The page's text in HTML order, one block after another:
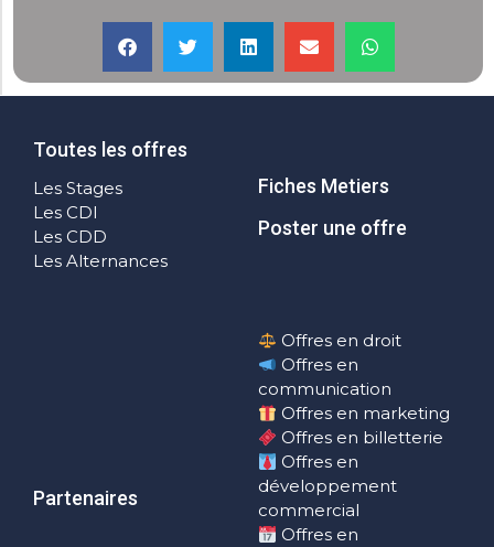
Toutes les offres
Les Stages
Les CDI
Les CDD
Les Alternances
Fiches Metiers
Poster une offre
Partenaires
Offres en droit
Offres en
communication
Offres en marketing
Offres en billetterie
Offres en
développement
commercial
Offres en